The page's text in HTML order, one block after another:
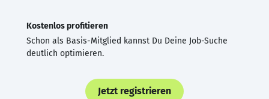
Kostenlos profitieren
Schon als Basis-Mitglied kannst Du Deine Job-Suche
deutlich optimieren.
Jetzt registrieren